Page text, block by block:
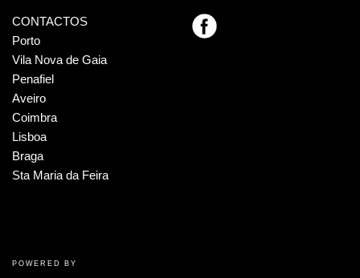
CONTACTOS
Porto
Vila Nova de Gaia
Penafiel
Aveiro
Coimbra
Lisboa
Braga
Sta Maria da Feira
POWERED BY